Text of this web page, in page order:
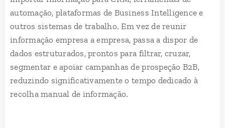
automação, plataformas de Business Intelligence e
outros sistemas de trabalho. Em vez de reunir
informação empresa a empresa, passa a dispor de
dados estruturados, prontos para filtrar, cruzar,
segmentar e apoiar campanhas de prospeção B2B,
reduzindo significativamente o tempo dedicado à
recolha manual de informação.